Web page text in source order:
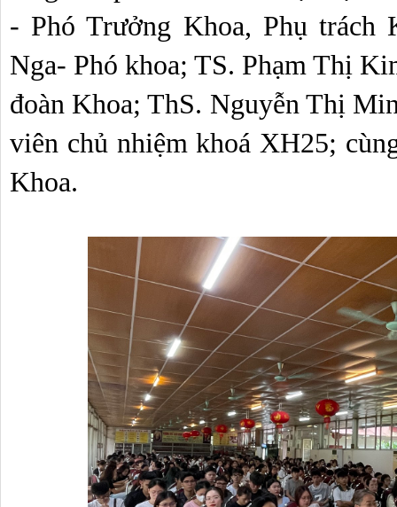
- Phó Trưởng Khoa, Phụ trách
Nga- Phó khoa; TS. Phạm Thị
đoàn Khoa; ThS. Nguyễn Thị
viên chủ nhiệm khoá XH25;
Khoa.